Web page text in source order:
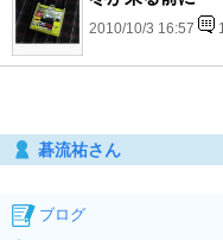
2010/10/3 16:57
碁流祐さん
ブログ